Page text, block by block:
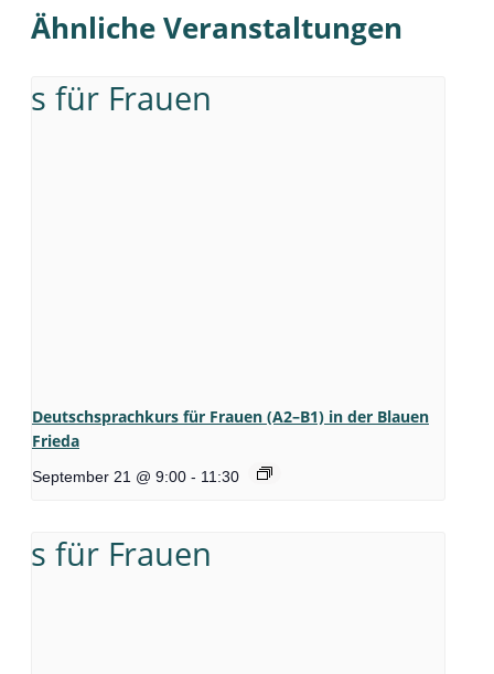
Ähnliche Veranstaltungen
Deutschsprachkurs für Frauen (A2–B1) in der Blauen
Frieda
September 21 @ 9:00 - 11:30